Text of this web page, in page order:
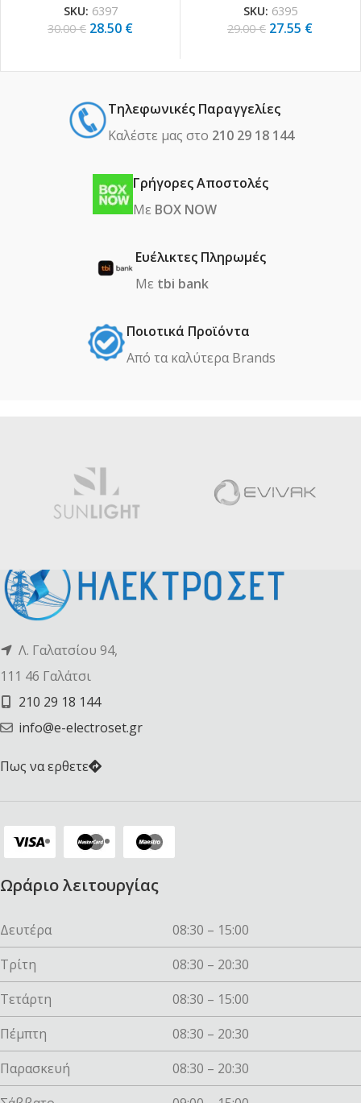
SKU: 6397
30.00€ 28.50 €
SKU: 6395
29.00€ 27.55 €
Τηλεφωνικές Παραγγελίες
Καλέστε μας στο 210 29 18 144
Γρήγορες Αποστολές
Με BOX NOW
Ευέλικτες Πληρωμές
Με tbi bank
Ποιοτικά Προϊόντα
Από τα καλύτερα Βrands
Λ. Γαλατσίου 94,
111 46 Γαλάτσι
210 29 18 144
info@e-electroset.gr
Πως να ερθετε
Ωράριο λειτουργίας
Δευτέρα
08:30 – 15:00
Τρίτη
08:30 – 20:30
Τετάρτη
08:30 – 15:00
Πέμπτη
08:30 – 20:30
Παρασκευή
08:30 – 20:30